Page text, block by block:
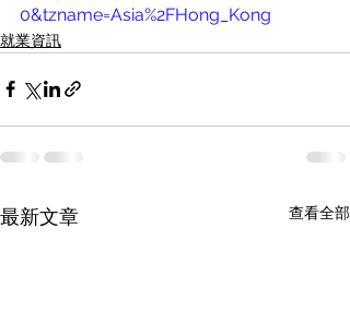
0&tzname=Asia%2FHong_Kong
就業資訊
最新文章 查看全部